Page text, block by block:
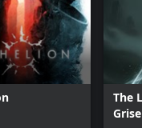
The